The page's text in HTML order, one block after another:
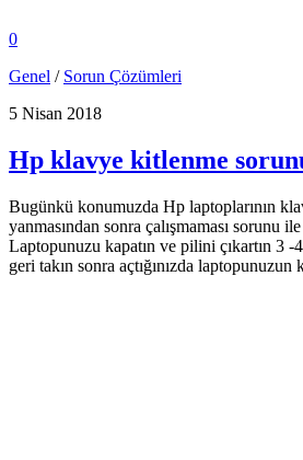
0
Genel / Sorun Çözümleri
5 Nisan 2018
Hp klavye kitlenme
Bugünkü konumuzda Hp laptoplarının
yanmasından sonra çalışmaması
Laptopunuzu kapatın ve pilini çıkartın 3
geri takın sonra açtığınızda laptopunuzun